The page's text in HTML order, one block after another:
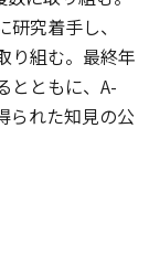
究着手し、
り組む。最終年
とともに、A-
られた知見の公